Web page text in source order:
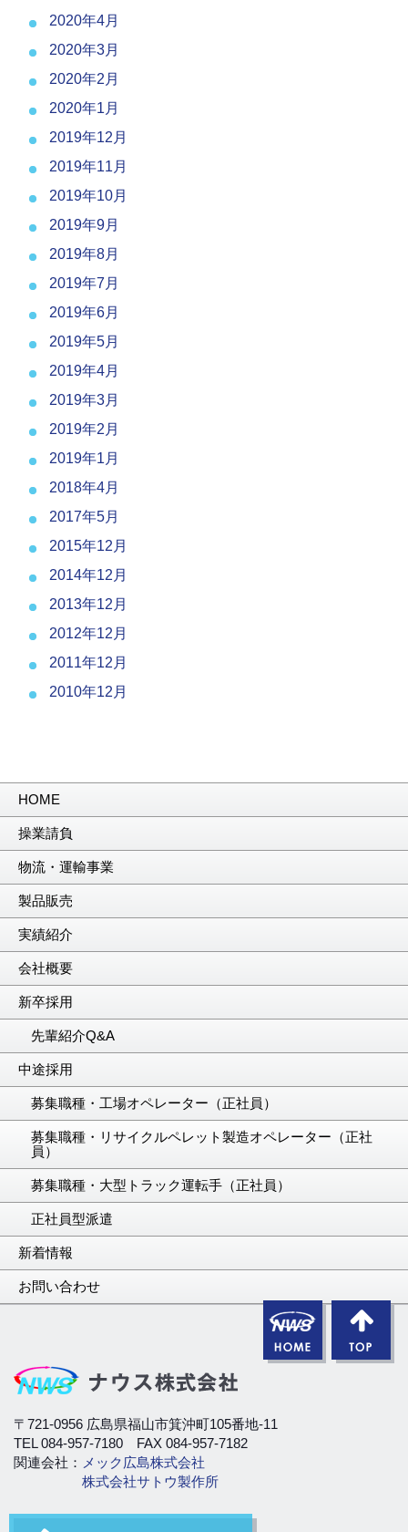
2020年4月
2020年3月
2020年2月
2020年1月
2019年12月
2019年11月
2019年10月
2019年9月
2019年8月
2019年7月
2019年6月
2019年5月
2019年4月
2019年3月
2019年2月
2019年1月
2018年4月
2017年5月
2015年12月
2014年12月
2013年12月
2012年12月
2011年12月
2010年12月
HOME
操業請負
物流・運輸事業
製品販売
実績紹介
会社概要
新卒採用
先輩紹介Q&A
中途採用
募集職種・工場オペレーター（正社員）
募集職種・リサイクルペレット製造オペレーター（正社
員）
募集職種・大型トラック運転手（正社員）
正社員型派遣
新着情報
お問い合わせ
〒721-0956 広島県福山市箕沖町105番地-11
TEL 084-957-7180 FAX 084-957-7182
関連会社： メック広島株式会社
株式会社サトウ製作所